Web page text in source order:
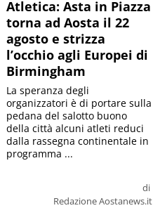
Atletica: Asta in Piazza
torna ad Aosta il 22
agosto e strizza
l’occhio agli Europei di
Birmingham
di
Redazione Aostanews.it
La speranza degli
organizzatori è di portare sulla
pedana del salotto buono
della città alcuni atleti reduci
dalla rassegna continentale in
programma ...